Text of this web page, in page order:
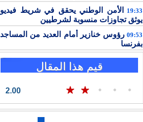
19:33 الأمن الوطني يحقق في شريط فيديو
يوثق تجاوزات منسوبة لشرطيين
09:53 رؤوس خنازير أمام العديد من المساجد
بفرنسا
قيم هذا المقال
2.00